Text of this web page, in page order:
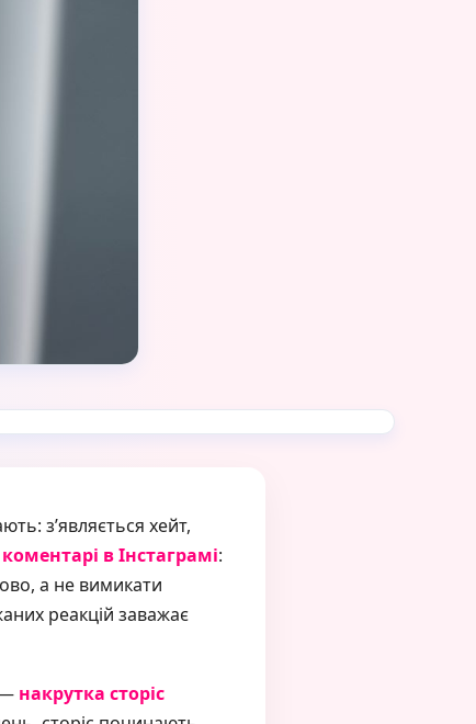
з’являється хейт,
в Інстаграмі:
а не вимикати
реакцій заважає
накрутка сторіс